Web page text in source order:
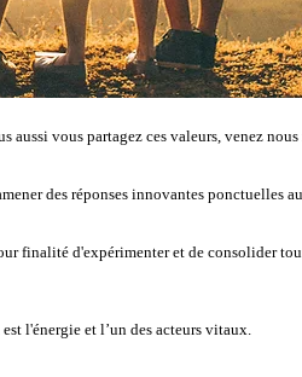
aussi vous partagez ces valeurs, venez
des réponses innovantes ponctuelles
finalité d'expérimenter et de consolider
l'énergie et l’un des acteurs vitaux.